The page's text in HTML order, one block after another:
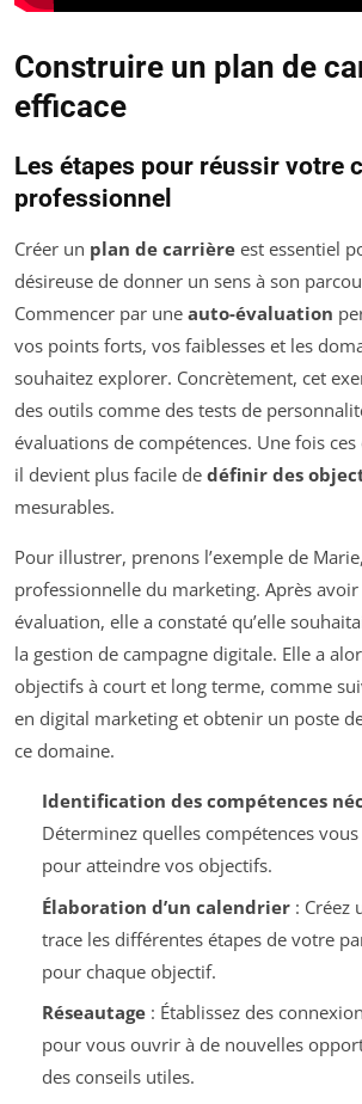
Construire un plan de
efficace
Les étapes pour réussir votre
professionnel
Créer un plan de carrière est essentiel
désireuse de donner un sens à son
Commencer par une auto-évaluation
vos points forts, vos faiblesses et les
souhaitez explorer. Concrètement, cet
des outils comme des tests de
évaluations de compétences. Une fois
il devient plus facile de définir des
mesurables.
Pour illustrer, prenons l’exemple de
professionnelle du marketing. Après
évaluation, elle a constaté qu’elle
la gestion de campagne digitale. Elle a
objectifs à court et long terme, comme
en digital marketing et obtenir un poste
ce domaine.
Identification des compétences
Déterminez quelles compétences
pour atteindre vos objectifs.
Élaboration d’un calendrier: Créez
trace les différentes étapes de votre
pour chaque objectif.
Réseautage: Établissez des
pour vous ouvrir à de nouvelles
des conseils utiles.